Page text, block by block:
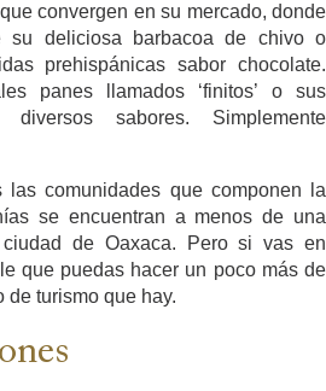
convergen en su mercado, donde
su deliciosa barbacoa de chivo o
prehispánicas sabor chocolate.
panes llamados ‘finitos’ o sus
sabores. Simplemente
comunidades que componen la
se encuentran a menos de una
de Oaxaca. Pero si vas en
que puedas hacer un poco más de
de turismo que hay.